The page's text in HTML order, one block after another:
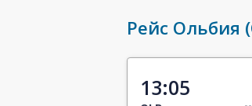
Рейс Ольбия
13:05